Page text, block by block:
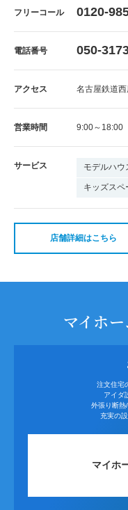
フリーコール 0120-
電話番号 050-
アクセス 名古屋鉄道
営業時間 9:00～18:00
サービス モデルハウ
キッズスペ
店舗詳細はこちら
マイホ
注文住宅
アイダ
外張り断熱
充実の
マイホ